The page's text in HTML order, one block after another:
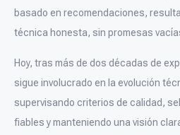
basado en recomendaciones,
técnica honesta, sin promesas
Hoy, tras más de dos décadas de
sigue involucrado en la evolución
supervisando criterios de calidad,
fiables y manteniendo una visión